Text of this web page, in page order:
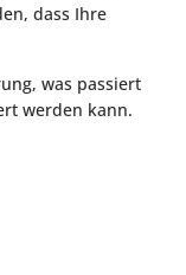
dass Ihre
was passiert
werden kann.